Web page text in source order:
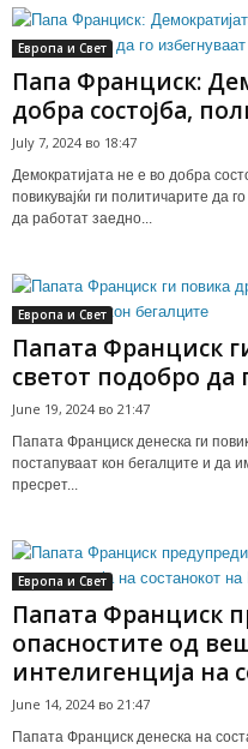
Европа и Свет
Папа Франциск:
добра состојба,
July 7, 2024 во 18:47
Демократијата не е во добра
повикувајќи ги политичарите да
да работат заедно...
Европа и Свет
Папата Франциск
светот подобро да
June 19, 2024 во 21:47
Папата Франциск денеска ги
постапуваат кон бегалците и да
пресрет...
Европа и Свет
Папата Франциск
опасностите од
интелигенција на
June 14, 2024 во 21:47
Папата Франциск денеска на